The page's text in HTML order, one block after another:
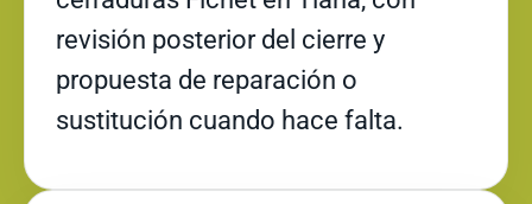
revisión posterior del cierre y
propuesta de reparación o
sustitución cuando hace falta.